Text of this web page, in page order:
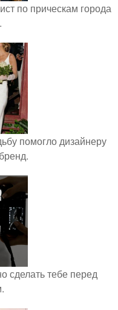
по прическам города
помогло дизайнеру
сделать тебе перед